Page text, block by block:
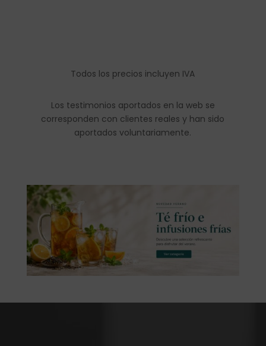
Todos los precios incluyen IVA
Los testimonios aportados en la web se
corresponden con clientes reales y han sido
aportados voluntariamente.